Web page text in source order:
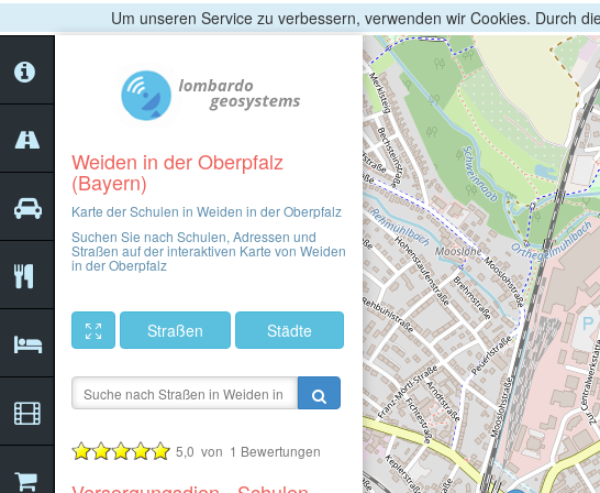
Um unseren Service zu verbessern, verwenden wir Cookies. Durch
Weiden in der Oberpfalz
(Bayern)
Karte der Schulen in Weiden in der Oberpfalz
Suchen Sie nach Schulen, Adressen und
Straßen auf der interaktiven Karte von Weiden
in der Oberpfalz
Straßen Städte
5,0 von 1 Bewertungen